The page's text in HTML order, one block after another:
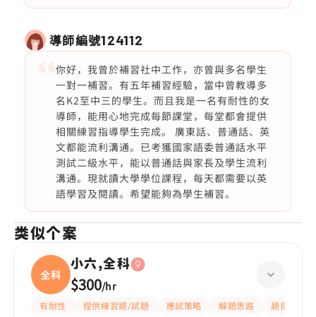
導師編號124112
你好，我曾於補習社中工作，亦曾與多名學生
一對一補習。有五年補習經驗，當中曾教導多
名K2至中三的學生。而且我是一名有耐性的女
導師，能用心地完成每節課堂，每堂都會提供
相關練習指導學生完成。 廣東話、普通話、英
文都能流利溝通。已考獲國家語委普通話水平
測試二級水平，能以普通話與家長及學生流利
溝通。現就讀大學學位課程，每天都需要以英
語學習及閱讀。希望能夠為學生補習。
类似个案
全科
小六,全科
$300/hr
有耐性 提供練習題/試題 應試策略 解題思路 題目講解